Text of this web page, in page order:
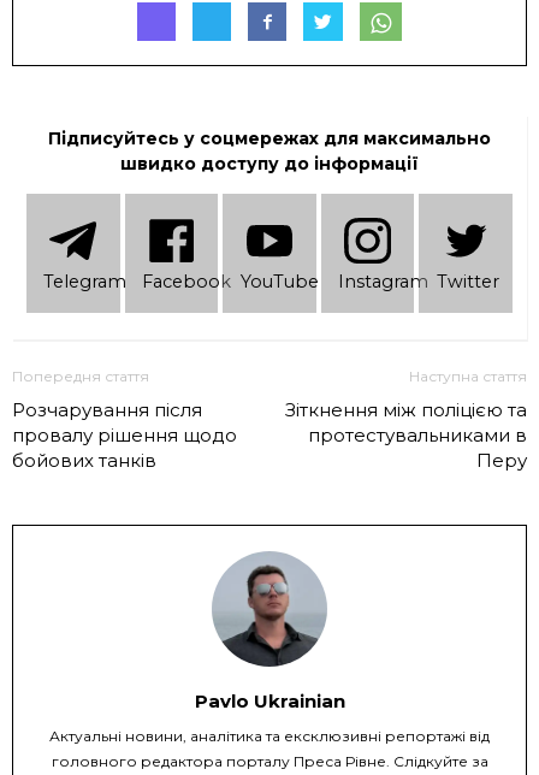
Підписуйтесь у соцмережах для максимально
швидко доступу до інформації
Telеgram Facebook YouTube Instagram Twitter
Попередня стаття
Розчарування після
провалу рішення щодо
бойових танків
Наступна стаття
Зіткнення між поліцією та
протестувальниками в
Перу
Pavlo Ukrainian
Актуальні новини, аналітика та ексклюзивні репортажі від
головного редактора порталу Преса Рівне. Слідкуйте за